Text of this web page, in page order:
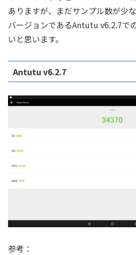
ありますが、まだサンプル数が少
バージョンであるAntutu v6.2.7で
いと思います。
Antutu v6.2.7
参考：